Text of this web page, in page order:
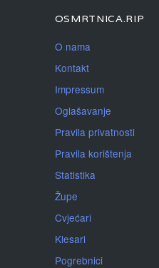
OSMRTNICA.RIP
O nama
Kontakt
Impressum
Oglašavanje
Pravila privatnosti
Pravila korištenja
Statistika
Župe
Cvjećari
Klesari
Pogrebnici